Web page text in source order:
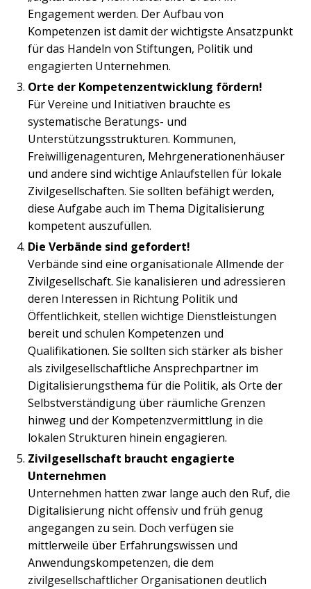
Engagement werden. Der Aufbau von
Kompetenzen ist damit der wichtigste Ansatzpunkt
für das Handeln von Stiftungen, Politik und
engagierten Unternehmen.
Orte der Kompetenzentwicklung fördern!
Für Vereine und Initiativen brauchte es
systematische Beratungs- und
Unterstützungsstrukturen. Kommunen,
Freiwilligenagenturen, Mehrgenerationenhäuser
und andere sind wichtige Anlaufstellen für lokale
Zivilgesellschaften. Sie sollten befähigt werden,
diese Aufgabe auch im Thema Digitalisierung
kompetent auszufüllen.
Die Verbände sind gefordert!
Verbände sind eine organisationale Allmende der
Zivilgesellschaft. Sie kanalisieren und adressieren
deren Interessen in Richtung Politik und
Öffentlichkeit, stellen wichtige Dienstleistungen
bereit und schulen Kompetenzen und
Qualifikationen. Sie sollten sich stärker als bisher
als zivilgesellschaftliche Ansprechpartner im
Digitalisierungsthema für die Politik, als Orte der
Selbstverständigung über räumliche Grenzen
hinweg und der Kompetenzvermittlung in die
lokalen Strukturen hinein engagieren.
Zivilgesellschaft braucht engagierte
Unternehmen
Unternehmen hatten zwar lange auch den Ruf, die
Digitalisierung nicht offensiv und früh genug
angegangen zu sein. Doch verfügen sie
mittlerweile über Erfahrungswissen und
Anwendungskompetenzen, die dem
zivilgesellschaftlicher Organisationen deutlich